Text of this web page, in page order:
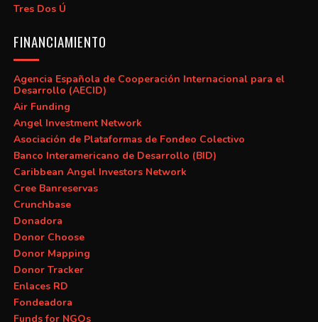
Tres Dos Ú
FINANCIAMIENTO
Agencia Española de Cooperación Internacional para el
Desarrollo (AECID)
Air Funding
Angel Investment Network
Asociación de Plataformas de Fondeo Colectivo
Banco Interamericano de Desarrollo (BID)
Caribbean Angel Investors Network
Cree Banreservas
Crunchbase
Donadora
Donor Choose
Donor Mapping
Donor Tracker
Enlaces RD
Fondeadora
Funds for NGOs